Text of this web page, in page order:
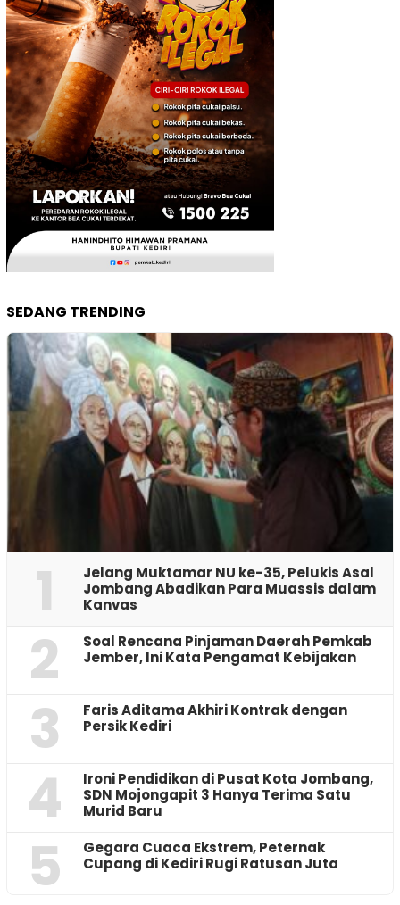
SEDANG TRENDING
1
Jelang Muktamar NU ke-35, Pelukis Asal
Jombang Abadikan Para Muassis dalam
Kanvas
2
‎Soal Rencana Pinjaman Daerah Pemkab
Jember, Ini Kata Pengamat Kebijakan ‎
3
Faris Aditama Akhiri Kontrak dengan
Persik Kediri
4
Ironi Pendidikan di Pusat Kota Jombang,
SDN Mojongapit 3 Hanya Terima Satu
Murid Baru
5
‎Gegara Cuaca Ekstrem, Peternak
Cupang di Kediri Rugi Ratusan Juta